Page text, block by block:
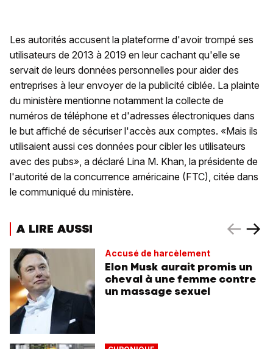
Les autorités accusent la plateforme d'avoir trompé ses
utilisateurs de 2013 à 2019 en leur cachant qu'elle se
servait de leurs données personnelles pour aider des
entreprises à leur envoyer de la publicité ciblée. La plainte
du ministère mentionne notamment la collecte de
numéros de téléphone et d'adresses électroniques dans
le but affiché de sécuriser l'accès aux comptes. «Mais ils
utilisaient aussi ces données pour cibler les utilisateurs
avec des pubs», a déclaré Lina M. Khan, la présidente de
l'autorité de la concurrence américaine (FTC), citée dans
le communiqué du ministère.
A LIRE AUSSI
Accusé de harcèlement
Elon Musk aurait promis un
cheval à une femme contre
un massage sexuel